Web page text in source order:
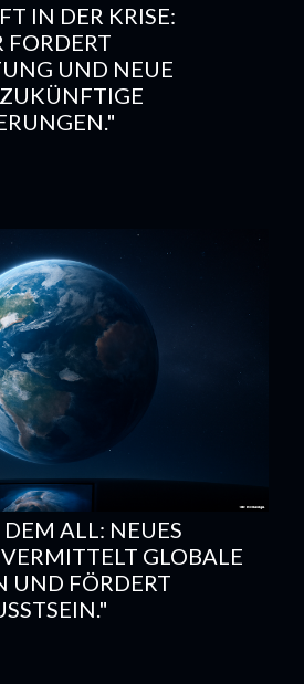
IN DER KRISE:
FORDERT
UND NEUE
ALL: NEUES
GLOBALE
UND FÖRDERT